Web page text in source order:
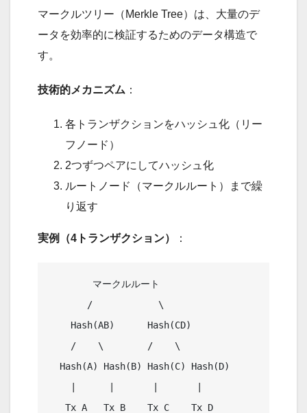
マークルツリー（Merkle Tree）は、大量のデ
ータを効率的に検証するためのデータ構造で
す。
技術的メカニズム ：
各トランザクションをハッシュ化（リー
フノード）
2つずつペアにしてハッシュ化
ルートノード（マークルルート）まで繰
り返す
実例（4トランザクション） ：